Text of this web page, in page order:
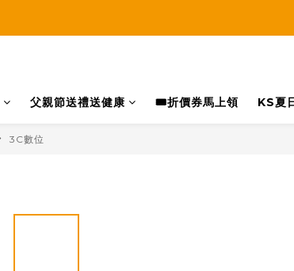
父親節送禮送健康 🎟️折價券馬上領 KS夏
3C數位